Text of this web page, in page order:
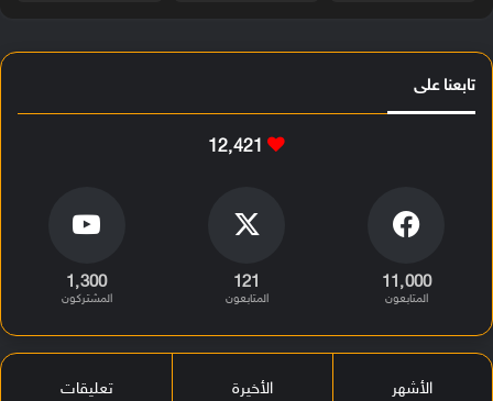
تابعنا على
12٬421
11٬000
المتابعون
121
المتابعون
1٬300
المشتركون
الأشهر الأخيرة تعليقات